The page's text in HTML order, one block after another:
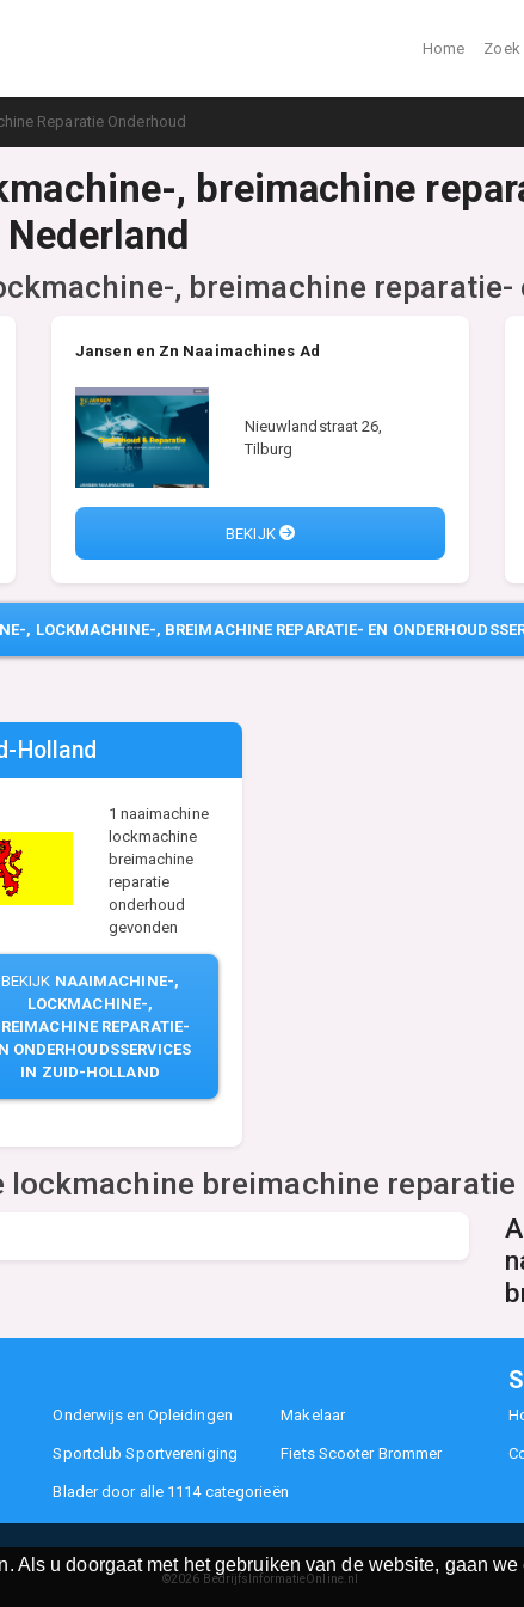
Als u doorgaat met het gebruiken van de website, gaan
Home Zoek
Reparatie Onderhoud
, breimachine
, breimachine
Jansen en Zn Naaimachines Ad
Nieuwlandstraat 26,
Tilburg
BEKIJK
, LOCKMACHINE-, BREIMACHINE REPARATIE- EN
Holland
1 naaimachine
lockmachine
breimachine
reparatie
onderhoud
gevonden
BEKIJK NAAIMACHINE-,
LOCKMACHINE-,
REPARATIE-
ONDERHOUDSSERVICES
IN ZUID-HOLLAND
lockmachine breimachine
Onderwijs en Opleidingen Makelaar
Sportclub Sportvereniging Fiets Scooter Brommer
Blader door alle 1114 categorieën
©2026 BedrijfsInformatieOnline.nl